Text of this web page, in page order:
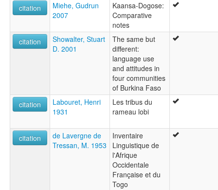
citation
Miehe, Gudrun
2007
Kaansa-Dogose:
Comparative
notes
citation
Showalter, Stuart
D. 2001
The same but
different:
language use
and attitudes in
four communities
of Burkina Faso
citation
Labouret, Henri
1931
Les tribus du
rameau lobi
citation
de Lavergne de
Tressan, M. 1953
Inventaire
Linguistique de
l'Afrique
Occidentale
Française et du
Togo